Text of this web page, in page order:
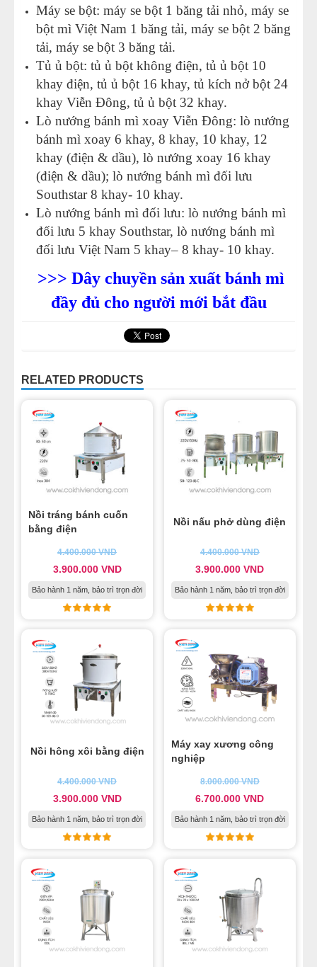
Máy se bột: máy se bột 1 băng tải nhỏ, máy se
bột mì Việt Nam 1 băng tải, máy se bột 2 băng
tải, máy se bột 3 băng tải.
Tủ ủ bột: tủ ủ bột không điện, tủ ủ bột 10
khay điện, tủ ủ bột 16 khay, tủ kích nở bột 24
khay Viễn Đông, tủ ủ bột 32 khay.
Lò nướng bánh mì xoay Viễn Đông: lò nướng
bánh mì xoay 6 khay, 8 khay, 10 khay, 12
khay (điện & dầu), lò nướng xoay 16 khay
(điện & dầu); lò nướng bánh mì đối lưu
Southstar 8 khay- 10 khay.
Lò nướng bánh mì đối lưu: lò nướng bánh mì
đối lưu 5 khay Southstar, lò nướng bánh mì
đối lưu Việt Nam 5 khay– 8 khay- 10 khay.
>>> Dây chuyền sản xuất bánh mì
đầy đủ cho người mới bắt đầu
RELATED PRODUCTS
Nồi tráng bánh cuốn
bằng điện
4.400.000VND
3.900.000 VND
Bảo hành 1 năm, bảo trì trọn đời
Nồi nấu phở dùng điện
4.400.000VND
3.900.000VND
Bảo hành 1 năm, bảo trì trọn đời
Nồi hông xôi bằng điện
4.400.000VND
3.900.000 VND
Bảo hành 1 năm, bảo trì trọn đời
Máy xay xương công
nghiệp
8.000.000VND
6.700.000VND
Bảo hành 1 năm, bảo trì trọn đời